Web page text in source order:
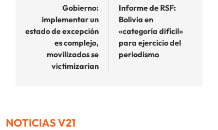
entradas
Gobierno:
implementar un
estado de excepción
es complejo,
movilizados se
victimizarían
Informe de RSF:
Bolivia en
«categoría difícil»
para ejercicio del
periodismo
NOTICIAS V21